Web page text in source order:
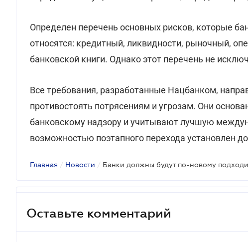
Определен перечень основных рисков, которые
относятся: кредитный, ликвидности, рыночный,
банковской книги. Однако этот перечень не
Все требования, разработанные Нацбанком,
противостоять потрясениям и угрозам. Они
банковскому надзору и учитывают лучшую
возможностью поэтапного перехода установлен
Главная / Новости /
Оставьте комментарий